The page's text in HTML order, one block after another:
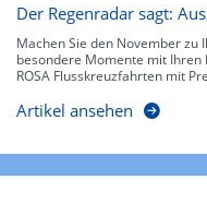
Der Regenradar sagt:
Machen Sie den November zu
besondere Momente mit Ihren
ROSA Flusskreuzfahrten mit
Artikel ansehen